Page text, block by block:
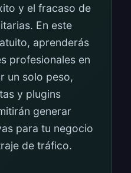
y el fracaso de
En este
aprenderás
profesionales en
un solo peso,
y plugins
generar
para tu negocio
de tráfico.